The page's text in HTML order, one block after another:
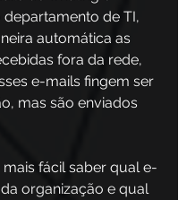
de TI,
automática as
fora da rede,
e-mails fingem ser
mas são enviados
fácil saber qual e-
organização e qual